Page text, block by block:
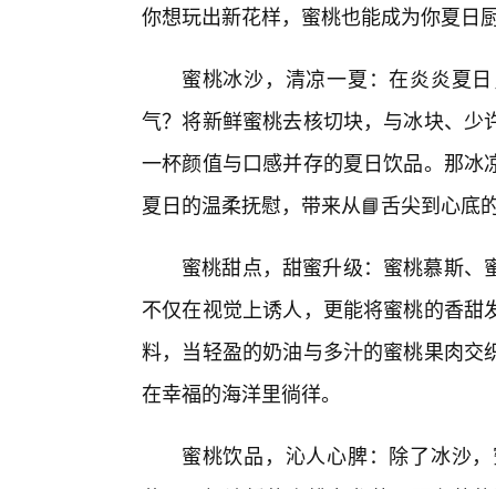
你想玩出新花样，蜜桃也能成为你夏日
蜜桃冰沙，清凉一夏：在炎炎夏
气？将新鲜蜜桃去核切块，与冰块、
一杯颜值与口感并存的夏日饮品。那
夏日的温柔抚慰，带来从📘舌尖到心底
蜜桃甜点，甜蜜升级：蜜桃慕斯
不仅在视觉上诱人，更能将蜜桃的香
料，当轻盈的奶油与多汁的蜜桃果肉
在幸福的海洋里徜徉。
蜜桃饮品，沁人心脾：除了冰沙